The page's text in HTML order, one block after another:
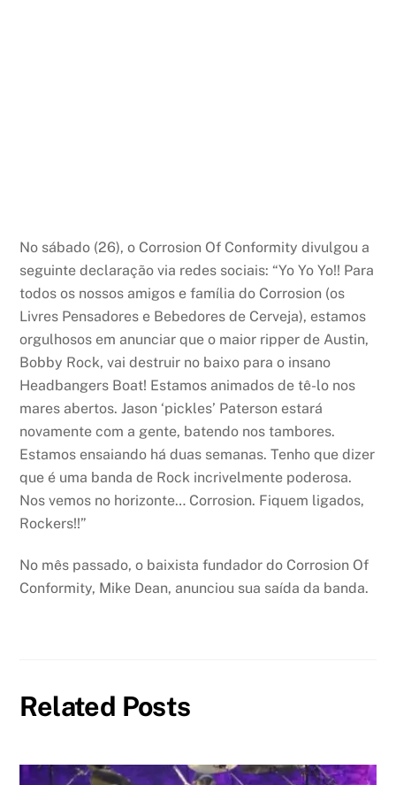
No sábado (26), o Corrosion Of Conformity divulgou a
seguinte declaração via redes sociais: “Yo Yo Yo!! Para
todos os nossos amigos e família do Corrosion (os
Livres Pensadores e Bebedores de Cerveja), estamos
orgulhosos em anunciar que o maior ripper de Austin,
Bobby Rock, vai destruir no baixo para o insano
Headbangers Boat! Estamos animados de tê-lo nos
mares abertos. Jason ‘pickles’ Paterson estará
novamente com a gente, batendo nos tambores.
Estamos ensaiando há duas semanas. Tenho que dizer
que é uma banda de Rock incrivelmente poderosa.
Nos vemos no horizonte… Corrosion. Fiquem ligados,
Rockers!!”
No mês passado, o baixista fundador do Corrosion Of
Conformity, Mike Dean, anunciou sua saída da banda.
Related Posts